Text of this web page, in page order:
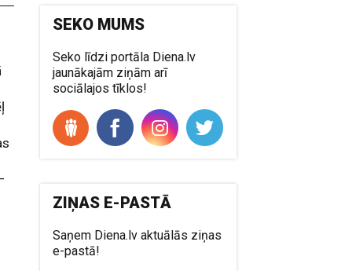
SEKO MUMS
Seko līdzi portāla Diena.lv
jaunākajām ziņām arī
sociālajos tīklos!
ZIŅAS E-PASTĀ
Saņem Diena.lv aktuālās ziņas
e-pastā!